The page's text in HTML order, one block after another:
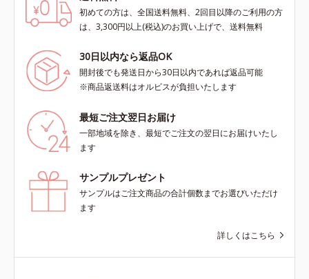
初めての方は、全国送料無料、2回目以降のご利用の方
は、3,300円以上(税込)のお買い上げで、送料無料
30日以内なら返品OK
開封後でも発送日から30日以内であれば返品可能
※商品返送料はオルビスが負担いたします
最短ご注文翌日お届け
一部地域を除き、最短でご注文の翌日にお届けいたし
ます
サンプルプレゼント
サンプルはご注文商品の合計個数までお選びいただけ
ます
詳しくはこちら